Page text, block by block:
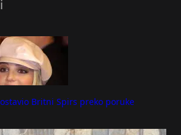
Britni Spirs preko poruke